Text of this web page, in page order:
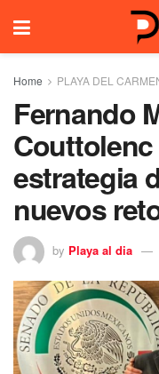
Home PLAYA DEL
Fernando
estrategia
nuevos
by Playa al dia